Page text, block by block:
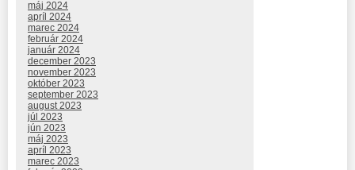
máj 2024
apríl 2024
marec 2024
február 2024
január 2024
december 2023
november 2023
október 2023
september 2023
august 2023
júl 2023
jún 2023
máj 2023
apríl 2023
marec 2023